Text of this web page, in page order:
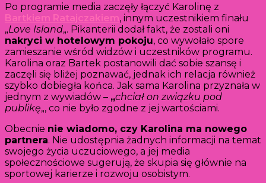
Po programie media zaczęły łączyć Karolinę z
Bartkiem Ratajczakiem, innym uczestnikiem finału
„Love Island„. Pikanterii dodał fakt, że zostali oni
nakryci w hotelowym pokoju, co wywołało spore
zamieszanie wśród widzów i uczestników programu.
Karolina oraz Bartek postanowili dać sobie szansę i
zaczęli się bliżej poznawać, jednak ich relacja również
szybko dobiegła końca. Jak sama Karolina przyznała w
jednym z wywiadów – „chciał on związku pod
publikę„, co nie było zgodne z jej wartościami.
Obecnie nie wiadomo, czy Karolina ma nowego
partnera. Nie udostępnia żadnych informacji na temat
swojego życia uczuciowego, a jej media
społecznościowe sugerują, że skupia się głównie na
sportowej karierze i rozwoju osobistym.